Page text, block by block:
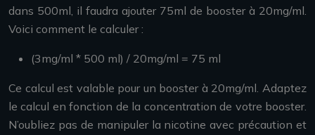
dans 500ml, il faudra ajouter 75ml de booster à 20mg/ml.
Voici comment le calculer :
(3mg/ml * 500 ml) / 20mg/ml = 75 ml
Ce calcul est valable pour un booster à 20mg/ml. Adaptez
le calcul en fonction de la concentration de votre booster.
N’oubliez pas de manipuler la nicotine avec précaution et